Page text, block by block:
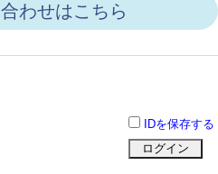
わせはこちら
IDを保存する